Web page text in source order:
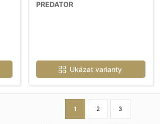
PREDATOR
Ukázat varianty
1 2 3